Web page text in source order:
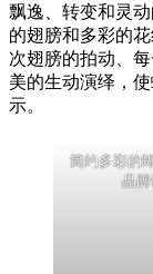
飘逸、转变和灵
的翅膀和多彩的
次翅膀的拍动、
美的生动演绎，
示。
简约多彩的
品